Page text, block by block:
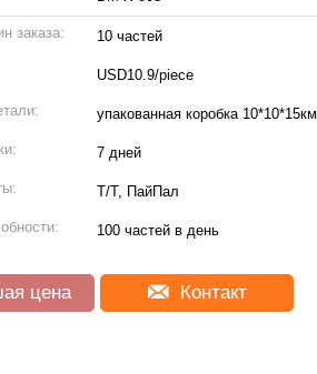
заказа: 10 частей
USD10.9/piece
упакованная коробка 10*10*15км
7 дней
Т/Т, ПайПал
100 частей в день
цена Контакт